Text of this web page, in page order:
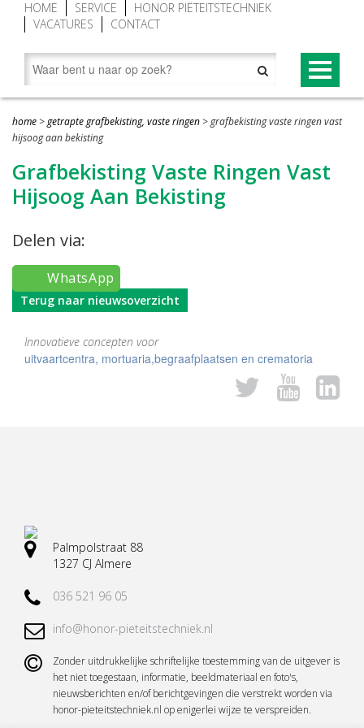
HOME SERVICE
HONOR PIËTEITSTECHNIEK
VACATURES
CONTACT
PRODUCTEN
Begraaftoestellen (grafliften)
Grafgroenraam
Grafbekisting aluminium
Looproosters (grafomranding)
Grafafdekkingen
Vorstafdekdekens
Baren en overledenentransport
Vazen en toebehoren
Rouwkransen standaard
Informatievitrine
Alle accessoires en toebehoren
NOVUM® CONCEPT
NOVUM®-XV premium begraaftoestel
Baarwagen NOVUM®
Lessenaar (spreekgestoelte) NOVUM®
Novum grafafdekking in kleur geanodiseerd
NOVUM bekisting met Hout-Look
home >getrapte grafbekisting, vaste ringen >grafbekisting vaste ringen vast
hijsoog aan bekisting
Grafbekisting Vaste Ringen Vast
Hijsoog Aan Bekisting
Delen via:
WhatsApp
Terug naar nieuwsoverzicht
Innovatieve concepten voor
uitvaartcentra, mortuaria,begraafplaatsen en crematoria
Palmpolstraat 88
1327 CJ Almere
036 521 96 05
info@honor-pieteitstechniek.nl
Zonder uitdrukkelijke schriftelijke toestemming van de uitgever is
het niet toegestaan, informatie, beeldmateriaal en foto's,
nieuwsberichten en/of berichtgevingen die verstrekt worden via
honor-pieteitstechniek.nl op enigerlei wijze te verspreiden.